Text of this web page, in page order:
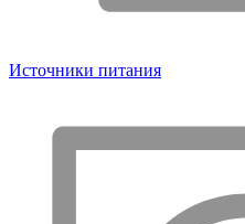
Источники питания